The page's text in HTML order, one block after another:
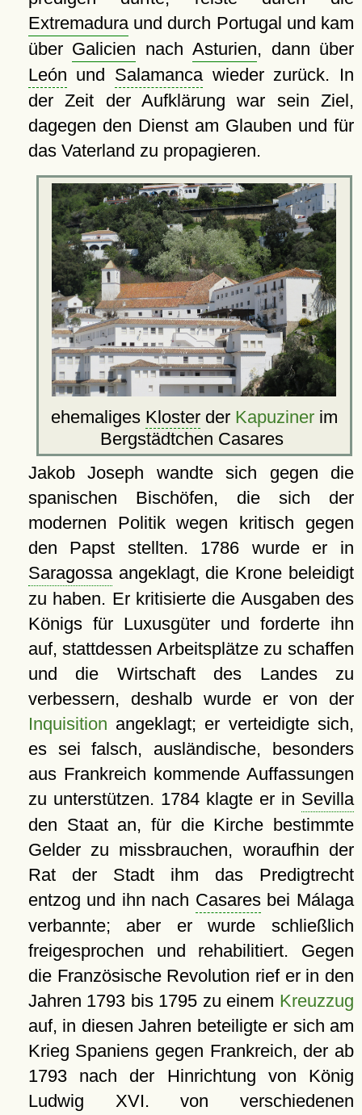
Extremaduraund durch Portugal und kam
über Galicien nachAsturien, dann über
León und Salamanca wieder zurück. In
der Zeit der Aufklärung war sein Ziel,
dagegen den Dienst am Glauben und für
das Vaterland zu propagieren.
ehemaliges Klosterder Kapuzinerim
Bergstädtchen Casares
Jakob Joseph wandte sich gegen die
spanischen Bischöfen, die sich der
modernen Politik wegen kritisch gegen
den Papst stellten. 1786 wurde er in
Saragossaangeklagt, die Krone beleidigt
zu haben. Er kritisierte die Ausgaben des
Königs für Luxusgüter und forderte ihn
auf, stattdessen Arbeitsplätze zu schaffen
und die Wirtschaft des Landes zu
verbessern, deshalb wurde er von der
Inquisition angeklagt; er verteidigte sich,
es sei falsch, ausländische, besonders
aus Frankreich kommende Auffassungen
zu unterstützen. 1784 klagte er in Sevilla
den Staat an, für die Kirche bestimmte
Gelder zu missbrauchen, woraufhin der
Rat der Stadt ihm das Predigtrecht
entzog und ihn nach Casaresbei Málaga
verbannte; aber er wurde schließlich
freigesprochen und rehabilitiert. Gegen
die Französische Revolution rief er in den
Jahren 1793 bis 1795 zu einem Kreuzzug
auf, in diesen Jahren beteiligte er sich am
Krieg Spaniens gegen Frankreich, der ab
1793 nach der Hinrichtung von König
Ludwig XVI. von verschiedenen